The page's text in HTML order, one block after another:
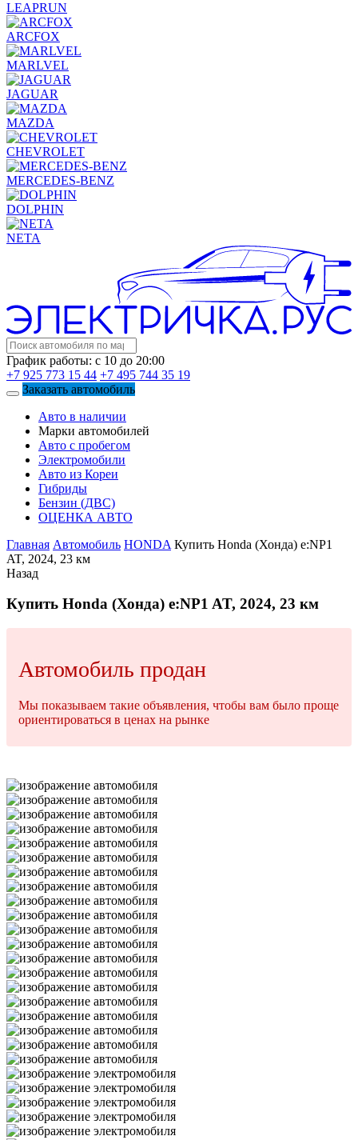
LEAPRUN
ARCFOX
MARLVEL
JAGUAR
MAZDA
CHEVROLET
MERCEDES-BENZ
DOLPHIN
NETA
График работы: с 10 до 20:00
+7 925 773 15 44 +7 495 744 35 19
Заказать автомобиль
Авто в наличии
Марки автомобилей
Авто с пробегом
Электромобили
Авто из Кореи
Гибриды
Бензин (ДВС)
ОЦЕНКА АВТО
Главная Автомобиль HONDA Купить Honda (Хонда) e:NP1
AT, 2024, 23 км
Назад
Купить Honda (Хонда) e:NP1 AT, 2024, 23 км
Автомобиль продан
Мы показываем такие объявления, чтобы вам было проще
ориентироваться в ценах на рынке